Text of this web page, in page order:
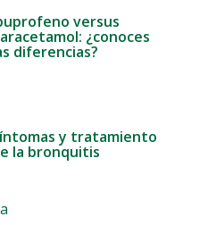
versus
¿conoces
diferencias?
y tratamiento
la bronquitis